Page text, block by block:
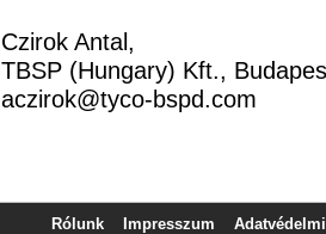
Czirok Antal,
TBSP (Hungary) Kft.,
aczirok@tyco-bspd.com
Rólunk Impresszum